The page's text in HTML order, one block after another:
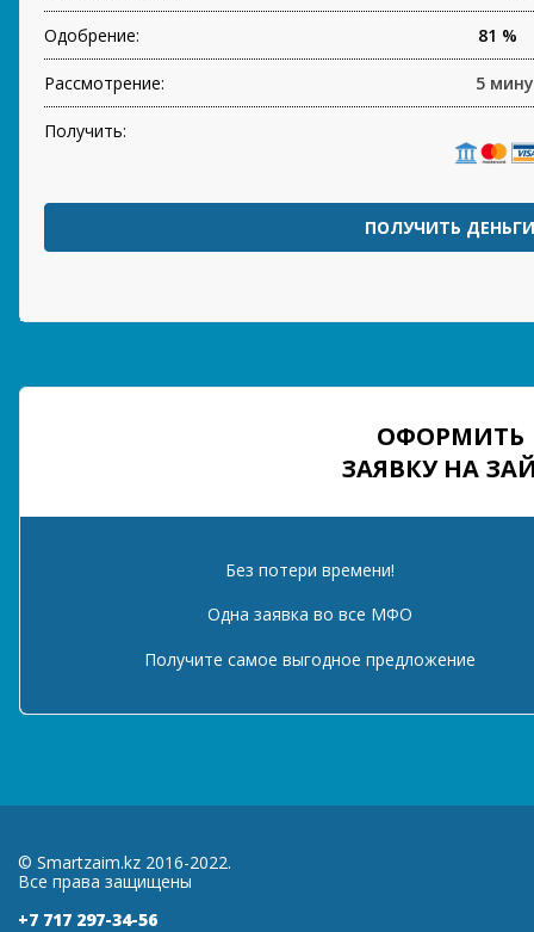
Одобрение: 81 %
Рассмотрение: 5
Получить:
ПОЛУЧИТЬ ДЕНЬГИ
ОФОРМИТЬ
ЗАЯВКУ НА
Без потери времени!
Одна заявка во все МФО
Получите самое выгодное предложение
© Smartzaim.kz 2016-2022.
Все права защищены
+7 717 297-34-56